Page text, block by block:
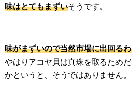
味はとてもまずいそうです。
味がまずいので当然市場に出回る
やはりアコヤ貝は真珠を取るため
かというと、そうではありません。